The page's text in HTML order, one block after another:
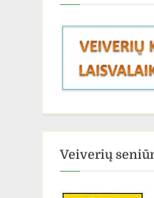
Veiverių